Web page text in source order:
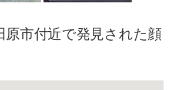
原市付近で発見された顔